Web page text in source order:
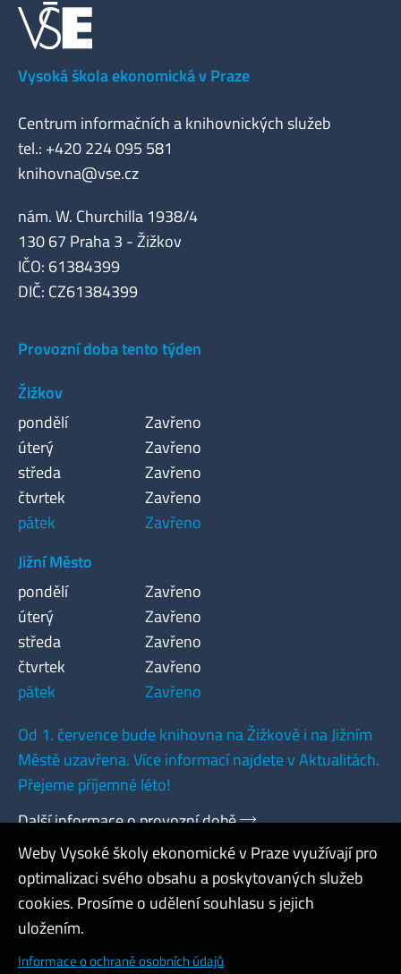
Vysoká škola ekonomická v Praze
Centrum informačních a knihovnických služeb
tel.: +420 224 095 581
knihovna@vse.cz
nám. W. Churchilla 1938/4
130 67 Praha 3 - Žižkov
IČO: 61384399
DIČ: CZ61384399
Provozní doba tento týden
Žižkov
pondělí
Zavřeno
úterý
Zavřeno
středa
Zavřeno
čtvrtek
Zavřeno
pátek
Zavřeno
Jižní Město
pondělí
Zavřeno
úterý
Zavřeno
středa
Zavřeno
čtvrtek
Zavřeno
pátek
Zavřeno
Od 1. července bude knihovna na Žižkově i na Jižním
Městě uzavřena. Více informací najdete v Aktualitách.
Přejeme příjemné léto!
Další informace o provozní době
Admin
Cookies a ochrana osobních údajů
Weby Vysoké školy ekonomické v Praze využívají pro
optimalizaci svého obsahu a poskytovaných služeb
cookies. Prosíme o udělení souhlasu s jejich
uložením.
Informace o ochraně osobních údajů